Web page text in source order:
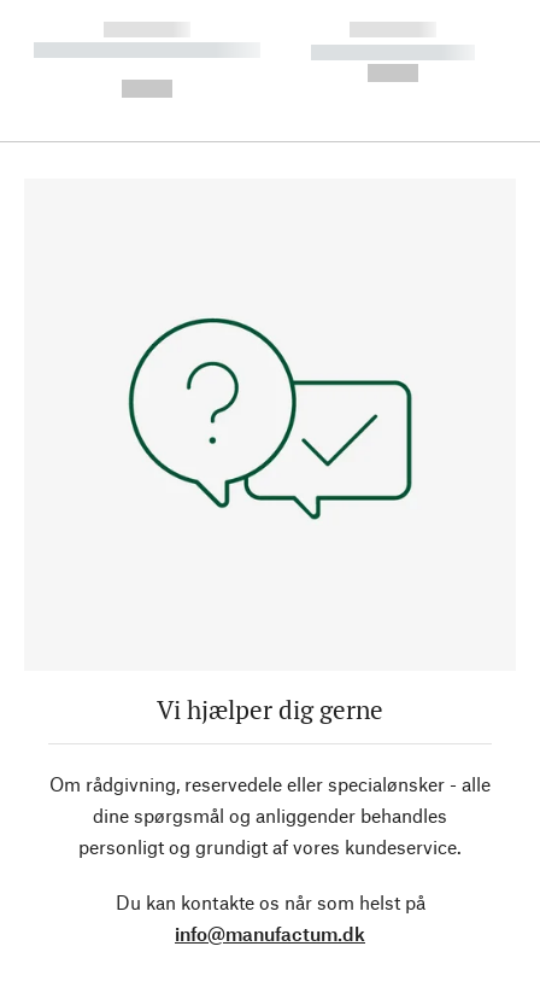
------------
----------- ----------- --------
------------
----------- -----------
Vi hjælper dig gerne
Om rådgivning, reservedele eller specialønsker - alle
dine spørgsmål og anliggender behandles
personligt og grundigt af vores kundeservice.
Du kan kontakte os når som helst på
info@manufactum.dk